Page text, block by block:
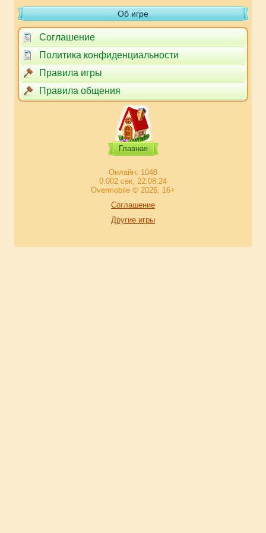
Об игре
Соглашение
Политика конфиденциальности
Правила игры
Правила общения
Главная
Онлайн: 1048
0.002 сек, 22:08:24
Overmobile © 2026, 16+
Соглашение
Другие игры